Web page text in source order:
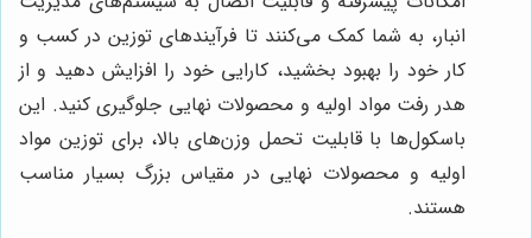
انبار، به شما کمک می‌کنند تا فرآیندهای توزین در کسب و
کار خود را بهبود بخشید، کارایی خود را افزایش دهید و از
هدر رفت مواد اولیه و محصولات نهایی جلوگیری کنید. این
باسکول‌ها با قابلیت تحمل وزن‌های بالا، برای توزین مواد
اولیه و محصولات نهایی در مقیاس بزرگ بسیار مناسب
هستند.